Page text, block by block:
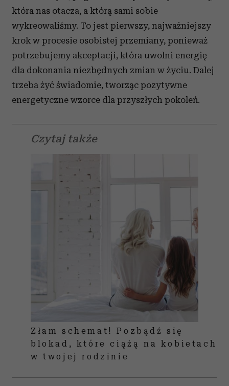
która nas otacza, a którą sami sobie
wykreowaliśmy. To jest pierwszy, najważniejszy
krok w procesie osobistej przemiany, ponieważ
potrzebujemy akceptacji, która uwolni energię
dla dokonania niezbędnych zmian w życiu. Dalej
trzeba żyć świadomie, tworząc pozytywne
energetyczne wzorce dla przyszłych pokoleń.
Czytaj także
Złam schemat! Pozbądź się
blokad, które ciążą na kobietach
w twojej rodzinie